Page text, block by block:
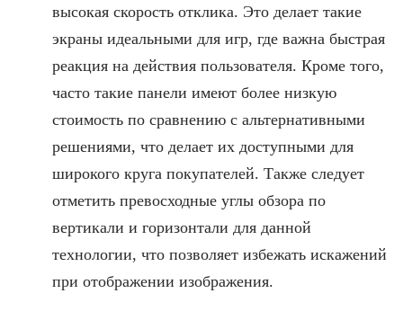
высокая скорость отклика. Это делает такие
экраны идеальными для игр, где важна быстрая
реакция на действия пользователя. Кроме того,
часто такие панели имеют более низкую
стоимость по сравнению с альтернативными
решениями, что делает их доступными для
широкого круга покупателей. Также следует
отметить превосходные углы обзора по
вертикали и горизонтали для данной
технологии, что позволяет избежать искажений
при отображении изображения.